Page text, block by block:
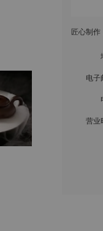
匠心制作
电子
营业